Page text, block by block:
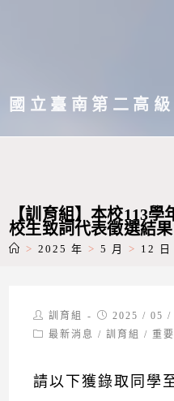
主國立臺南第二高
【訓育組】本校113
校生致詞代表徵選結果
> 2025 年 > 5 月 > 12 日
Post
author:
訓育組
Post
published:
2025 / 05 /
Post最新消息 / 訓育組 / 重
請以下獲錄取同學